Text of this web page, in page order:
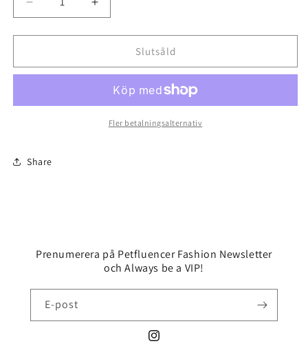
Minska
kvantitet
för
Hundtröja/Kattröja
Öka
kvantitet
för
Fashion
Hundtröja/Kattröja
Brun
Slutsåld
Fler betalningsalternativ
Share
Prenumerera på Petfluencer Fashion Newsletter
och Always be a VIP!
E-post
Instagram